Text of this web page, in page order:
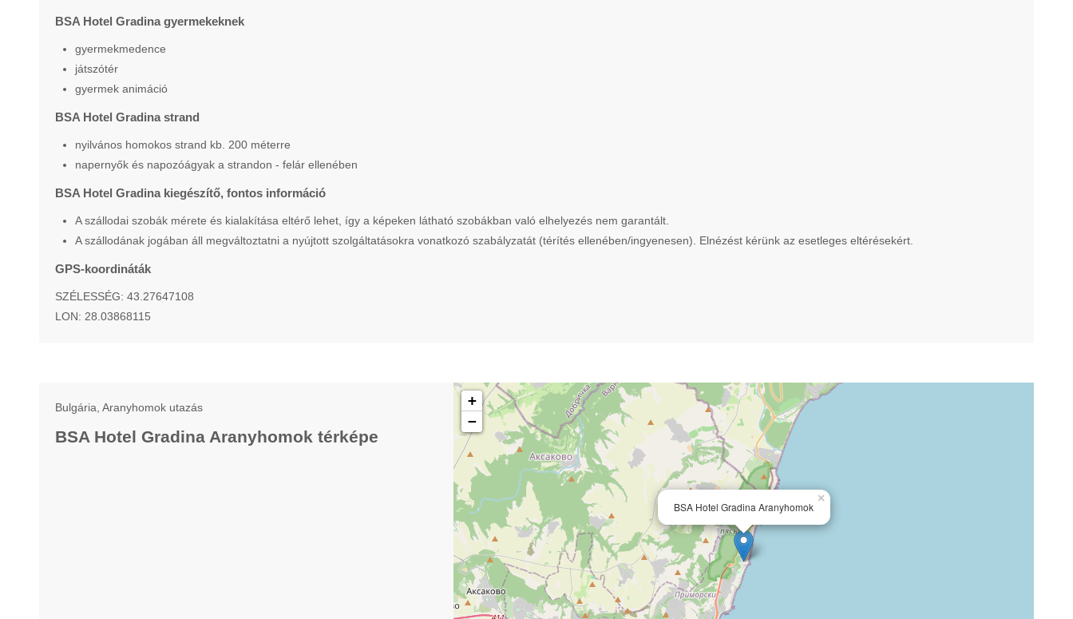
BSA Hotel Gradina gyermekeknek
gyermekmedence
játszótér
gyermek animáció
BSA Hotel Gradina strand
nyilvános homokos strand kb. 200 méterre
napernyők és napozóágyak a strandon - felár ellenében
BSA Hotel Gradina kiegészítő, fontos információ
A szállodai szobák mérete és kialakítása eltérő lehet, így a képeken látható szobákban való elhelyezés nem garantált.
A szállodának jogában áll megváltoztatni a nyújtott szolgáltatásokra vonatkozó szabályzatát (térítés ellenében/ingyenesen). Elnézést kérünk az esetleges eltérésekért.
GPS-koordináták
SZÉLESSÉG: 43.27647108
LON: 28.03868115
Bulgária, Aranyhomok utazás
BSA Hotel Gradina Aranyhomok térképe
BSA Hotel Gradina Aranyhomok
×
+
−